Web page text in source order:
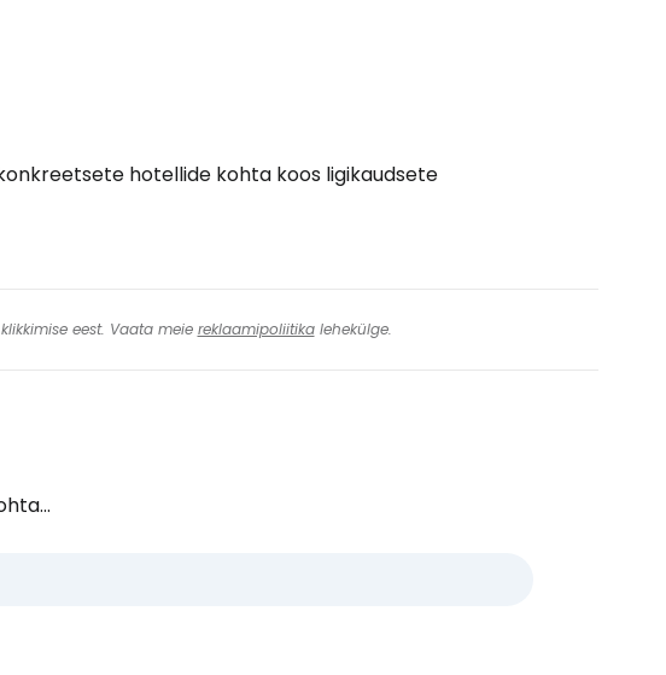
hotellide kohta koos ligikaudsete
eest. Vaata meie reklaamipoliitikalehekülge.